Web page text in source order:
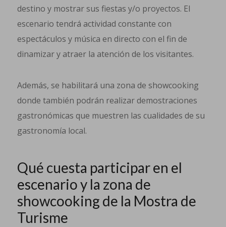
destino y mostrar sus fiestas y/o proyectos. El
escenario tendrá actividad constante con
espectáculos y música en directo con el fin de
dinamizar y atraer la atención de los visitantes.
Además, se habilitará una zona de showcooking
donde también podrán realizar demostraciones
gastronómicas que muestren las cualidades de su
gastronomía local.
Qué cuesta participar en el
escenario y la zona de
showcooking de la Mostra de
Turisme